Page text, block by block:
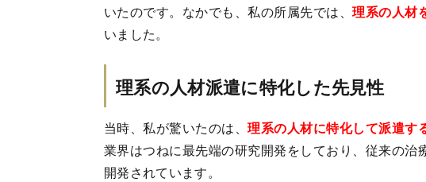
いたのです。なかでも、私の所属先では、理系の人材
いました。
理系の人材派遣に特化した先見性
当時、私が驚いたのは、理系の人材に特化して派遣す
業界はつねに最先端の研究開発をしており、従来の
開発されています。